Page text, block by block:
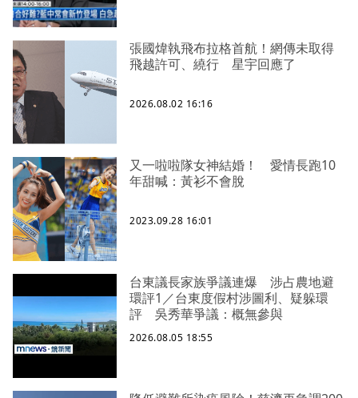
張國煒執飛布拉格首航！網傳未取得
飛越許可、繞行 星宇回應了
2026.08.02 16:16
又一啦啦隊女神結婚！ 愛情長跑10
年甜喊：黃衫不會脫
2023.09.28 16:01
台東議長家族爭議連爆 涉占農地避
環評1／台東度假村涉圖利、疑躲環
評 吳秀華爭議：概無參與
2026.08.05 18:55